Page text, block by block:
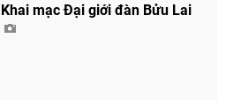
Khai mạc Đại giới đàn Bửu Lai